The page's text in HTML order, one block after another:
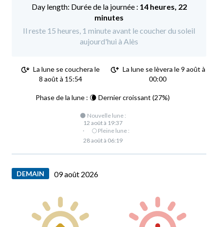
Durée de la journée : 14 heures, 22
minutes
Il reste 15 heures, 1 minute avant le coucher du soleil
aujourd'hui à Alès
La lune se couchera le
8 août à 15:54
La lune se lèvera le 9 août à
00:00
Phase de la lune : 🌘 Dernier croissant (27%)
🌑 Nouvelle lune :
12 août à 19:37
·
🌕 Pleine lune :
28 août à 06:19
DEMAIN 09 août 2026